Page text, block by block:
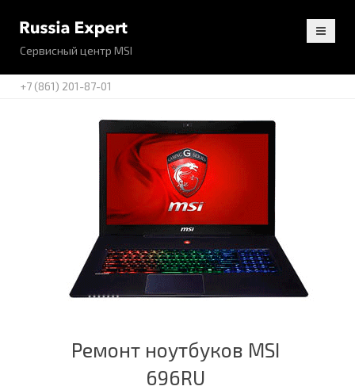
Сервисный центр MSI
+7 (861) 201-87-01
Ремонт ноутбуков MSI
696RU